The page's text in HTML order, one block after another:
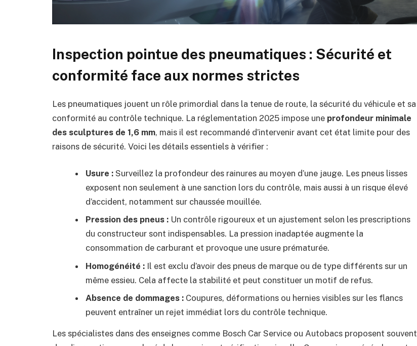
Inspection pointue des pneumatiques : Sécurité et
conformité face aux normes strictes
Les pneumatiques jouent un rôle primordial dans la tenue de route, la sécurité du véhicule et sa
conformité au contrôle technique. La réglementation 2025 impose une profondeur minimale
des sculptures de 1,6 mm, mais il est recommandé d’intervenir avant cet état limite pour des
raisons de sécurité. Voici les détails essentiels à vérifier :
Usure : Surveillez la profondeur des rainures au moyen d’une jauge. Les pneus lisses
exposent non seulement à une sanction lors du contrôle, mais aussi à un risque élevé
d’accident, notamment sur chaussée mouillée.
Pression des pneus : Un contrôle rigoureux et un ajustement selon les prescriptions
du constructeur sont indispensables. La pression inadaptée augmente la
consommation de carburant et provoque une usure prématurée.
Homogénéité : Il est exclu d’avoir des pneus de marque ou de type différents sur un
même essieu. Cela affecte la stabilité et peut constituer un motif de refus.
Absence de dommages : Coupures, déformations ou hernies visibles sur les flancs
peuvent entraîner un rejet immédiat lors du contrôle technique.
Les spécialistes dans des enseignes comme Bosch Car Service ou Autobacs proposent souvent